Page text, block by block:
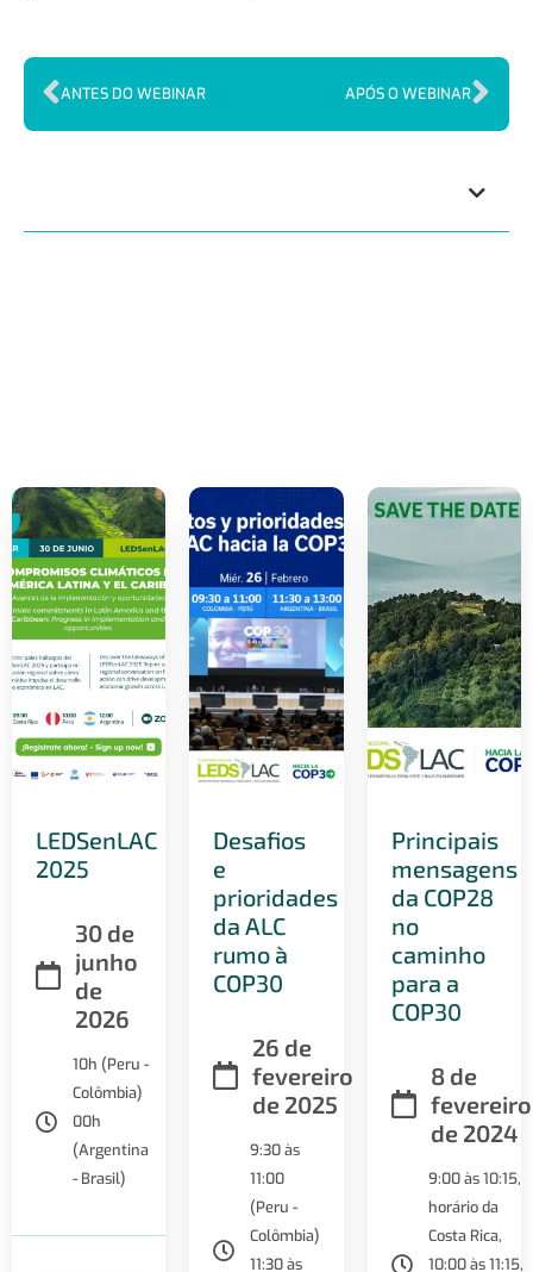
ANTES DO WEBINAR APÓS O WEBINAR
LEDSenLAC
2025
30 de
junho
de
2026
10h (Peru -
Colômbia)
00h
(Argentina
- Brasil)
Desafios
e
prioridades
da ALC
rumo à
COP30
26 de
fevereiro
de 2025
9:30 às
11:00
(Peru -
Colômbia)
11:30 às
Principais
mensagens
da COP28
no
caminho
para a
COP30
8 de
fevereiro
de 2024
9:00 às 10:15,
horário da
Costa Rica,
10:00 às 11:15,